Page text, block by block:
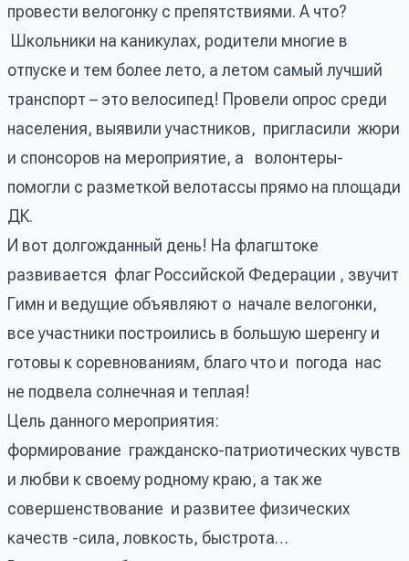
провести велогонку с препятствиями. А что?
Школьники на каникулах, родители многие в
отпуске и тем более лето, а летом самый лучший
транспорт – это велосипед! Провели опрос среди
населения, выявили участников, пригласили жюри
и спонсоров на мероприятие, а волонтеры-
помогли с разметкой велотассы прямо на площади
ДК.
И вот долгожданный день! На флагштоке
развивается флаг Российской Федерации , звучит
Гимн и ведущие объявляют о начале велогонки,
все участники построились в большую шеренгу и
готовы к соревнованиям, благо что и погода нас
не подвела солнечная и теплая!
Цель данного мероприятия:
формирование гражданско-патриотических чувств
и любви к своему родному краю, а так же
совершенствование и развитее физических
качеств -сила, ловкость, быстрота…